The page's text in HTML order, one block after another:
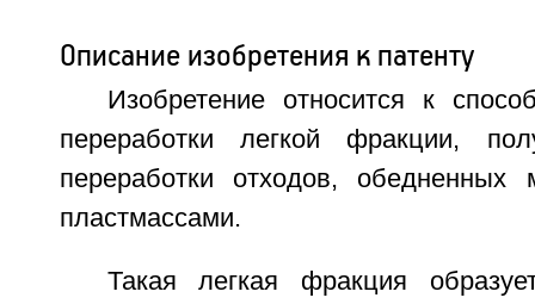
Описание изобретения к патенту
Изобретение относится к
переработки легкой фракции,
переработки отходов, обедненных
пластмассами.
Такая легкая фракция